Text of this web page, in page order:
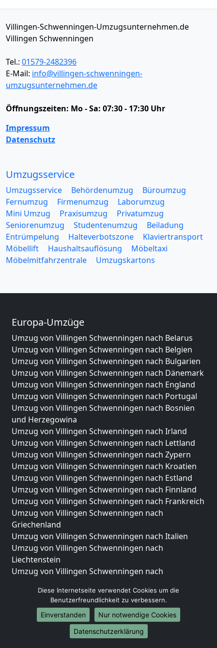
Villingen-Schwenningen-Umzugsunternehmen.de
Villingen Schwenningen
Tel.: 01579-2482396
E-Mail: info@villingen-schwenningen-
umzugsunternehmen.de
Öffnungszeiten: Mo - Sa: 07:30 - 17:30 Uhr
Impressum
Datenschutz
Umzugsservice
Umzugsservice Behördenumzug
Büroumzug
Fernumzug
Firmenumzug
Laborumzug
Mini Umzug
Praxisumzug
Privatumzug
Seniorenumzug
Studentenumzug
Beiladung
Entrümpelung
Halteverbotszone
Klaviertransport
Möbellift
Haushaltsauflösung
Möbeltaxi
Möbelmitfahrzentrale
Umzugskartons
Europa-Umzüge
Umzug von Villingen Schwenningen nach Belarus
Umzug von Villingen Schwenningen nach Belgien
Umzug von Villingen Schwenningen nach Bulgarien
Umzug von Villingen Schwenningen nach Dänemark
Umzug von Villingen Schwenningen nach England
Umzug von Villingen Schwenningen nach Portugal
Umzug von Villingen Schwenningen nach Bosnien
und Herzegowina
Umzug von Villingen Schwenningen nach Irland
Umzug von Villingen Schwenningen nach Lettland
Umzug von Villingen Schwenningen nach Zypern
Umzug von Villingen Schwenningen nach Kroatien
Umzug von Villingen Schwenningen nach Estland
Umzug von Villingen Schwenningen nach Finnland
Umzug von Villingen Schwenningen nach Frankreich
Umzug von Villingen Schwenningen nach
Griechenland
Umzug von Villingen Schwenningen nach Italien
Umzug von Villingen Schwenningen nach
Liechtenstein
Umzug von Villingen Schwenningen nach
Umzug von Villingen Schwenningen nach
Niederlande
Umzug von Villingen Schwenningen nach Norwegen
Umzüge-Deutschlandweit
Diese Internetseite verwendet Cookies um die
Benutzerfreundlichkeit zu verbessern.
Einverstanden
Nur notwendige Cookies
Datenschutzerklärung